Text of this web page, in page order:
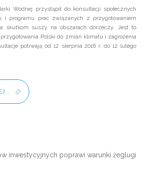
Wodnej przystąpił do konsultacji społecznych
i programu prac związanych z przygotowaniem
skutkom suszy na obszarach dorzeczy. Jest to
Polski do zmian klimatu i zagrożenia
potrwają od 12 sierpnia 2016 r. do 12 lutego
inwestycyjnych poprawi warunki żeglugi